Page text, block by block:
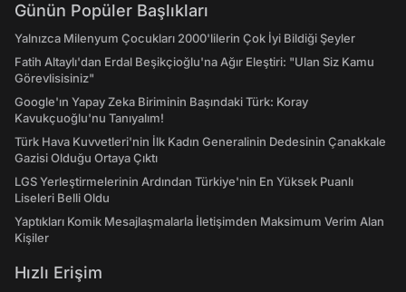
Günün Popüler Başlıkları
Yalnızca Milenyum Çocukları 2000'lilerin Çok İyi Bildiği Şeyler
Fatih Altaylı'dan Erdal Beşikçioğlu'na Ağır Eleştiri: "Ulan Siz Kamu
Görevlisisiniz"
Google'ın Yapay Zeka Biriminin Başındaki Türk: Koray
Kavukçuoğlu'nu Tanıyalım!
Türk Hava Kuvvetleri'nin İlk Kadın Generalinin Dedesinin Çanakkale
Gazisi Olduğu Ortaya Çıktı
LGS Yerleştirmelerinin Ardından Türkiye'nin En Yüksek Puanlı
Liseleri Belli Oldu
Yaptıkları Komik Mesajlaşmalarla İletişimden Maksimum Verim Alan
Kişiler
Hızlı Erişim